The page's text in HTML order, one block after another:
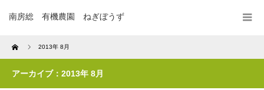
南房総 有機農園 ねぎぼうず
Home 2013年 8月
アーカイブ：2013年 8月